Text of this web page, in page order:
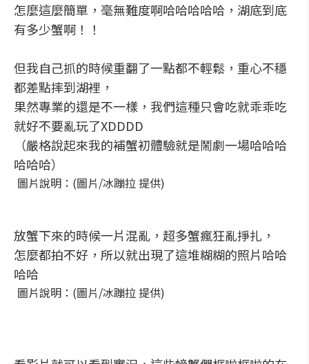
怎麼這麼簡單，毫無難度啊哈哈哈哈哈，湖底到底
有多少蟹啊！！
但我自己抓的時候重翻了一點都不輕鬆，重心不穩
都差點摔到湖裡，
果然專業的還是不一樣，我們這種只會吃就乖乖吃
就好不要亂玩了XDDDD
（嚴格說起來我的補蟹初體驗就是鬧劇一場哈哈哈
哈哈哈）
圖片說明：(圖片/冰蹦拉 提供)
放蟹下來的時候一片混亂，超多蟹瘋狂亂掙扎，
怎麼都拍不好，所以就出現了這堆糊糊的照片哈哈
哈哈
圖片說明：(圖片/冰蹦拉 提供)